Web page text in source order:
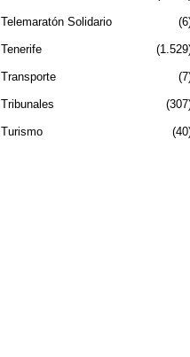
Telemaratón Solidario 6
Tenerife 1.529
Transporte 7
Tribunales 307
Turismo 40